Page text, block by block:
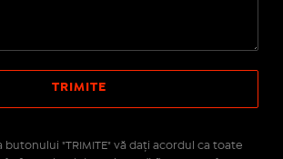
butonului "TRIMITE" vă daţi acordul ca toate